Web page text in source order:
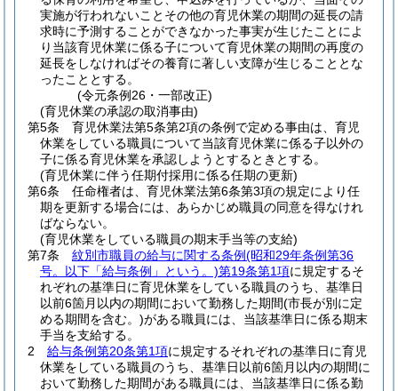
実施が行われないことその他の育児休業の期間の延長の請
求時に予測することができなかった事実が生じたことによ
り当該育児休業に係る子について育児休業の期間の再度の
延長をしなければその養育に著しい支障が生じることとな
ったこととする。
(令元条例26・一部改正)
(育児休業の承認の取消事由)
第5条
育児休業法第5条第2項の条例で定める事由は、育児
休業をしている職員について当該育児休業に係る子以外の
子に係る育児休業を承認しようとするときとする。
(育児休業に伴う任期付採用に係る任期の更新)
第6条
任命権者は、育児休業法第6条第3項の規定により任
期を更新する場合には、あらかじめ職員の同意を得なけれ
ばならない。
(育児休業をしている職員の期末手当等の支給)
第7条
紋別市職員の給与に関する条例(昭和29年条例第36
号。以下「給与条例」という。)第19条第1項に規定するそ
れぞれの基準日に育児休業をしている職員のうち、基準日
以前6箇月以内の期間において勤務した期間(市長が別に定
める期間を含む。)がある職員には、当該基準日に係る期末
手当を支給する。
2
給与条例第20条第1項に規定するそれぞれの基準日に育児
休業をしている職員のうち、基準日以前6箇月以内の期間に
おいて勤務した期間がある職員には、当該基準日に係る勤